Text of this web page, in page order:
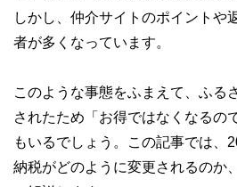
しかし、仲介サイトのポイントや
者が多くなっています。
このような事態をふまえて、ふる
されたため「お得ではなくなるの
もいるでしょう。この記事では、
納税がどのように変更されるのか